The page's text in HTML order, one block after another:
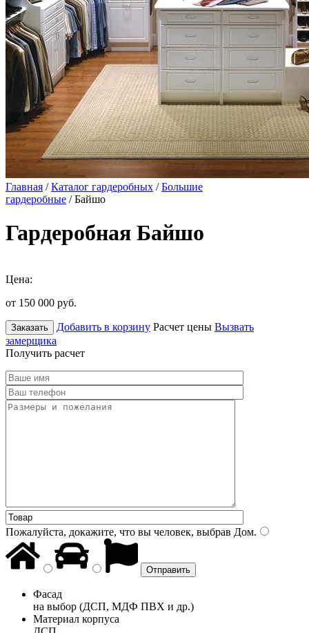
Главная /Каталог гардеробных /Большие
гардеробные / Байшо
Гардеробная Байшо
Цена:
от 150 000 руб.
Заказать Добавить в корзину Расчет цены Вызвать
замерщика
Получить расчет
Пожалуйста, докажите, что вы человек, выбрав Дом.
Фасад
на выбор (ДСП, МДФ ПВХ и др.)
Материал корпуса